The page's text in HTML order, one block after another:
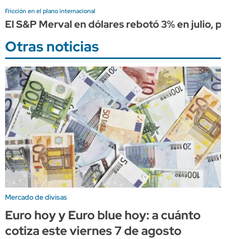
Fricción en el plano internacional
El S&P Merval en dólares rebotó 3% en julio,
Otras noticias
Mercado de divisas
Euro hoy y Euro blue hoy: a cuánto
cotiza este viernes 7 de agosto